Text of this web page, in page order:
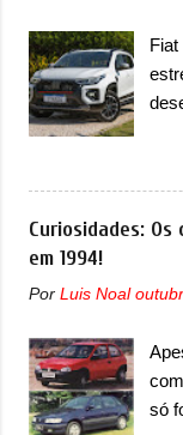
Os
A
do
a
Curiosidades:
em 1994!
Por Luis Noal
só